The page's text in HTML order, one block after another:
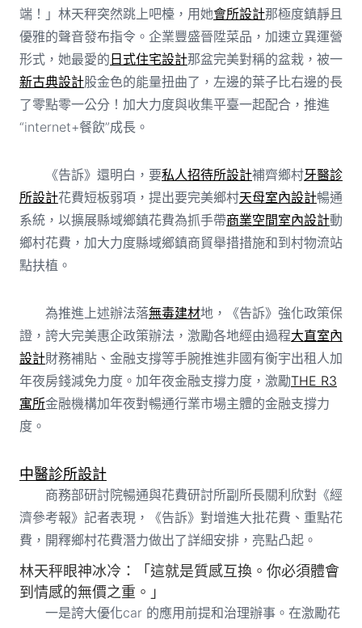
端！」林天秤突然跳上吧檯，用她會所設計那極度鎮靜且
優雅的聲音發布指令。企業豐盛晉陞菜品，加速立異運營
形式，她最愛的日式住宅設計那盆完美對稱的盆栽，被一
新古典設計股金色的能量扭曲了，左邊的葉子比右邊的長
了零點零一公分！加大力度與收集平臺一起配合，推進
“internet+餐飲”成長。
《告訴》還明白，要私人招待所設計補齊鄉村牙醫診
所設計花費短板弱項，提出要完美鄉村天母室內設計暢通
系統，以擴展縣域鄉鎮花費為抓手帶商業空間室內設計動
鄉村花費，加大力度縣域鄉鎮商貿舉措措施和到村物流站
點扶植。
為推進上述辦法落無毒建材地，《告訴》強化政策保
證，誇大完美惠企政策辦法，激勵各地經由過程大直室內
設計財務補貼、金融支撐等手腕推進非國有衡宇出租人加
年夜房錢減免力度。加年夜金融支撐力度，激勵THE R3
寓所金融機構加年夜對暢通行業市場主體的金融支撐力
度。
中醫診所設計
商務部研討院暢通與花費研討所副所長關利欣對《經
濟參考報》記者表現，《告訴》對增進大批花費、重點花
費，開釋鄉村花費潛力做出了詳細安排，亮點凸起。
林天秤眼神冰冷：「這就是質感互換。你必須體會
到情感的無價之重。」
一是誇大優化car 的應用前提和治理辦事。在激勵花